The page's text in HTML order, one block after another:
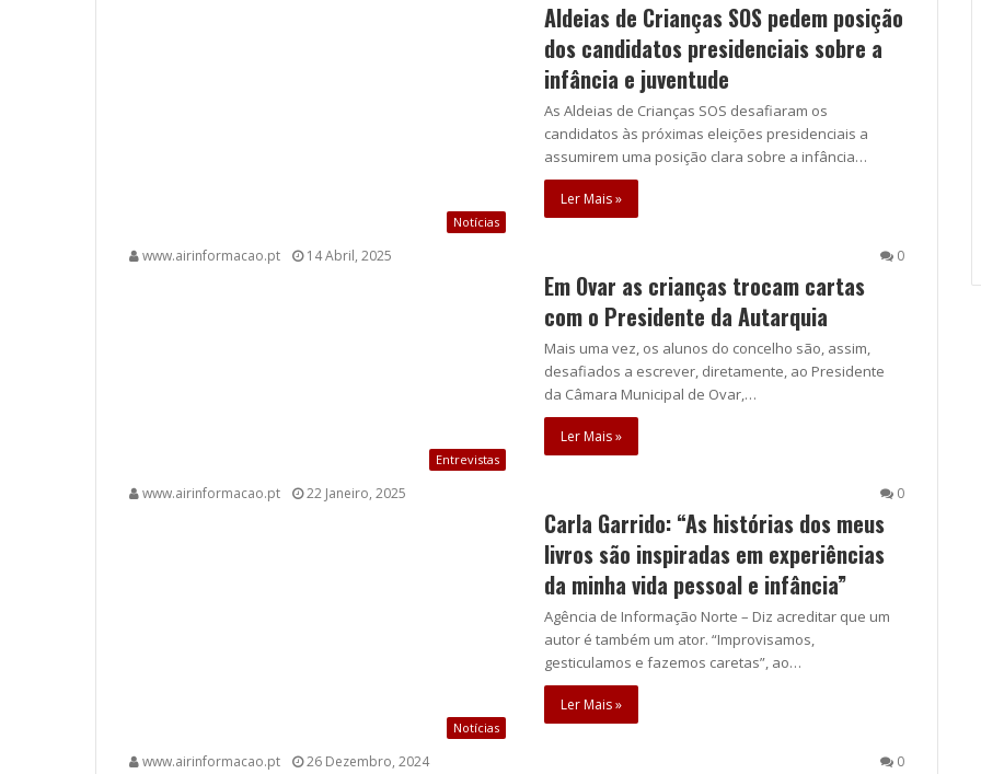
Aldeias de Crianças SOS pedem posição
dos candidatos presidenciais sobre a
infância e juventude
As Aldeias de Crianças SOS desafiaram os
candidatos às próximas eleições presidenciais a
assumirem uma posição clara sobre a infância…
Ler Mais »
Notícias
www.airinformacao.pt 14 Abril, 2025 0
Em Ovar as crianças trocam cartas
com o Presidente da Autarquia
Mais uma vez, os alunos do concelho são, assim,
desafiados a escrever, diretamente, ao Presidente
da Câmara Municipal de Ovar,…
Ler Mais »
Entrevistas
www.airinformacao.pt 22 Janeiro, 2025 0
Carla Garrido: “As histórias dos meus
livros são inspiradas em experiências
da minha vida pessoal e infância”
Agência de Informação Norte – Diz acreditar que um
autor é também um ator. “Improvisamos,
gesticulamos e fazemos caretas”, ao…
Ler Mais »
Notícias
www.airinformacao.pt 26 Dezembro, 2024 0